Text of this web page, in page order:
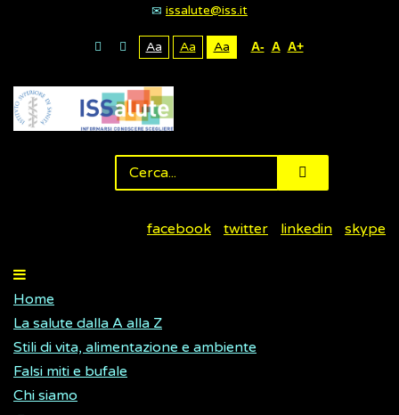
issalute@iss.it
Aa Aa Aa A- A A+
facebook twitter linkedin skype
Home
La salute dalla A alla Z
Stili di vita, alimentazione e ambiente
Falsi miti e bufale
Chi siamo